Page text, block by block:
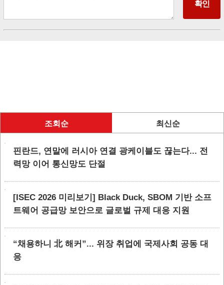
조회순 최신순
핀란드, 연말에 러시아 연결 광케이블도 끊는다... 전
력망 이어 통신망도 단절
[ISEC 2026 미리보기] Black Duck, SBOM 기반 소프
트웨어 공급망 보안으로 글로벌 규제 대응 지원
“채용하니 北 해커”... 위장 취업에 국제사회 공동 대
응